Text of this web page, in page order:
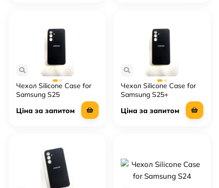
Чехол Silicone Case for
Samsung S25
Ціна за запитом
Чехол Silicone Case for
Samsung S25+
Ціна за запитом